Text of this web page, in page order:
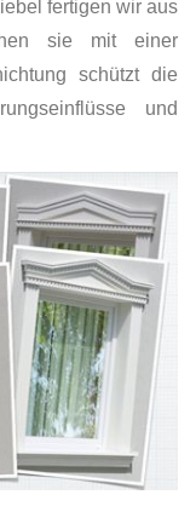
fertigen wir aus
sie mit einer
schützt die
und